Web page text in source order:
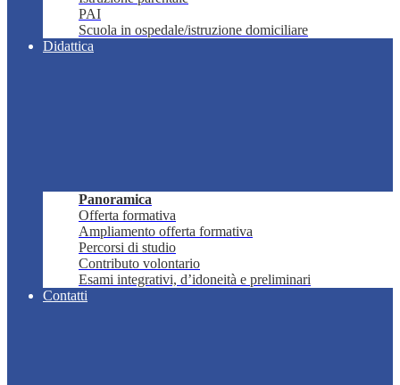
PAI
Scuola in ospedale/istruzione domiciliare
Didattica
Panoramica
Offerta formativa
Ampliamento offerta formativa
Percorsi di studio
Contributo volontario
Esami integrativi, d’idoneità e preliminari
Contatti